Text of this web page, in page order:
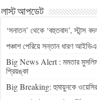
লাস্ট আপডেট
‘সনাতন’ থেকে ‘বহুতবাদ’, স্টান্স
পঞ্চাশ পেরিয়ে সন্তান ধারণ
Big News Alert : মমতার
প্রিয়ঙ্কা
Big Breaking: হুমায়ুনকে ওয়েসির